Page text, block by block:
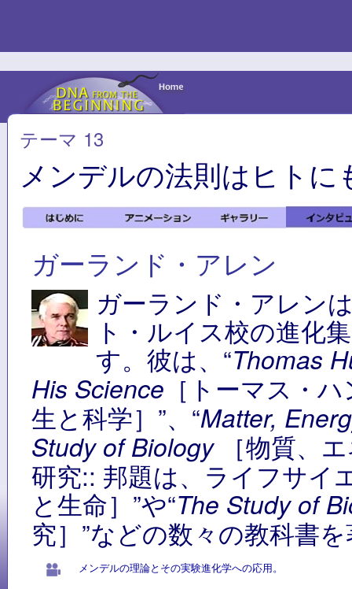
テーマ 13
メンデルの法則はヒト
ガーランド・アレン
ガーランド・アレン
ト・ルイス校の進化
す。彼は、“Thomas
His Science ［トーマス・
生と科学］”、“Matter,
Study of Biology
［物質、
研究:: 邦題は、ライフサイ
と生命］”や“The Study of
究］”などの数々の教科書
メンデルの理論とその実験進化学への応用。